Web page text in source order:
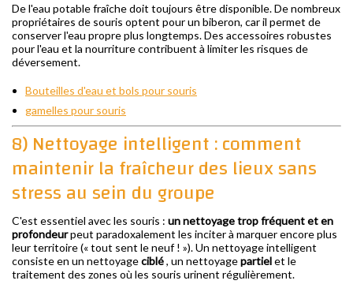
De l'eau potable fraîche doit toujours être disponible. De nombreux
propriétaires de souris optent pour un biberon, car il permet de
conserver l'eau propre plus longtemps. Des accessoires robustes
pour l'eau et la nourriture contribuent à limiter les risques de
déversement.
Bouteilles d'eau et bols pour souris
gamelles pour souris
8) Nettoyage intelligent : comment
maintenir la fraîcheur des lieux sans
stress au sein du groupe
C'est essentiel avec les souris : un nettoyage trop fréquent et en
profondeurpeut paradoxalement les inciter à marquer encore plus
leur territoire (« tout sent le neuf ! »). Un nettoyage intelligent
consiste en un nettoyageciblé, un nettoyagepartielet le
traitement des zones où les souris urinent régulièrement.